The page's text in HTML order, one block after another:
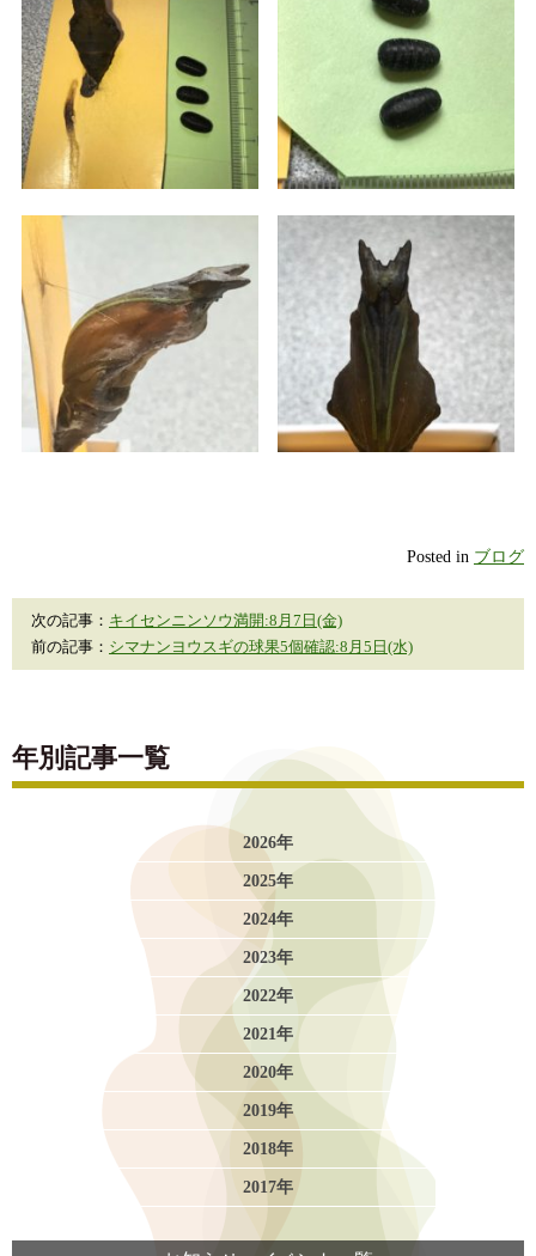
Posted in ブログ
次の記事： キイセンニンソウ満開:8月7日(金)
前の記事： シマナンヨウスギの球果5個確認:8月5日(水)
年別記事一覧
2026年
2025年
2024年
2023年
2022年
2021年
2020年
2019年
2018年
2017年